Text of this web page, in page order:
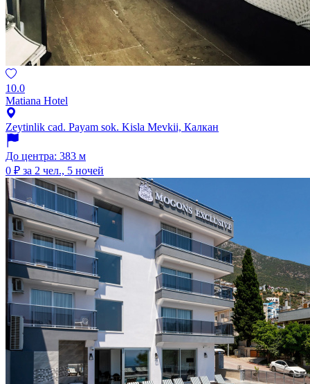
10.0
Matiana Hotel
Zeytinlik cad. Payam sok. Kisla Mevkii, Калкан
До центра: 383 м
0 ₽ за 2 чел., 5 ночей